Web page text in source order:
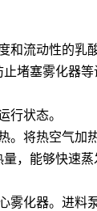
流动性的
堵塞雾化器等
行状态。
。将热空气
，能够快速蒸
化器。进